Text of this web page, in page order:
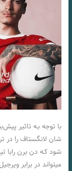
با توجه بـه تاثیر
شان لانگستاف را در
شود کـه دن برن رابا
میتواند در برابر